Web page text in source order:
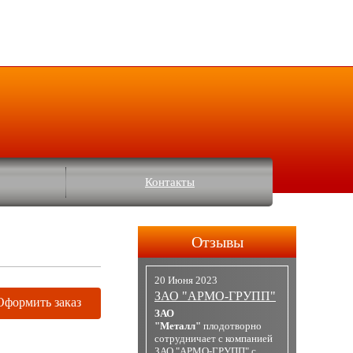
Контакты
заказ
Отзывы
20 Июня 2023
ЗАО "АРМО-ГРУПП"
ЗАО
"Металл" плодотворно
сотрудничает с компанией